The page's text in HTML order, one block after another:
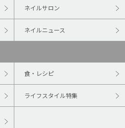
ネイルサロン
ネイルニュース
食・レシピ
ライフスタイル特集